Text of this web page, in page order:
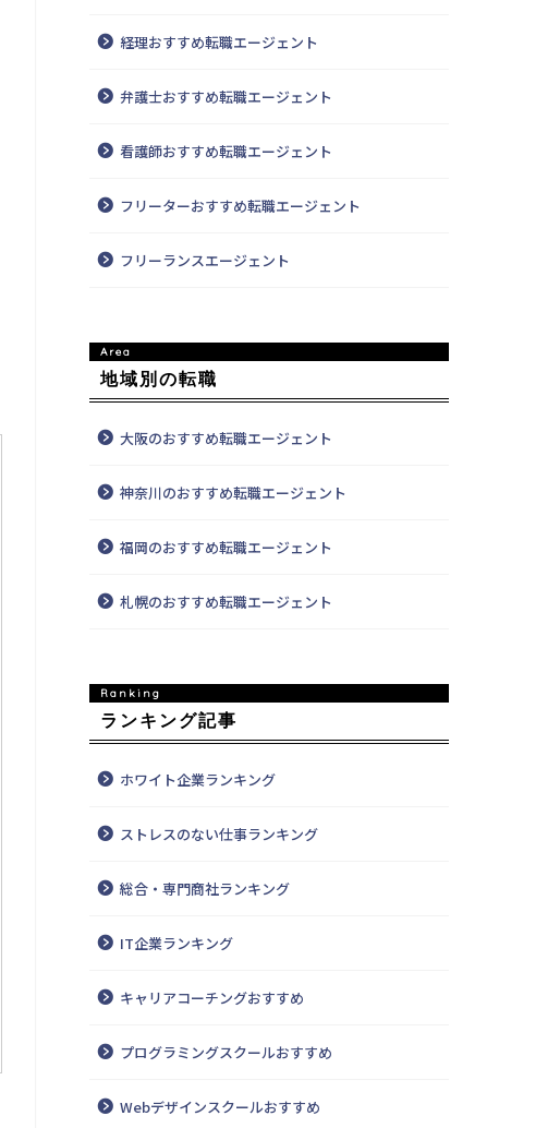
経理おすすめ転職エージェント
弁護士おすすめ転職エージェント
看護師おすすめ転職エージェント
フリーターおすすめ転職エージェント
フリーランスエージェント
地域別の転職
大阪のおすすめ転職エージェント
神奈川のおすすめ転職エージェント
福岡のおすすめ転職エージェント
札幌のおすすめ転職エージェント
ランキング記事
ホワイト企業ランキング
ストレスのない仕事ランキング
総合・専門商社ランキング
IT企業ランキング
キャリアコーチングおすすめ
プログラミングスクールおすすめ
Webデザインスクールおすすめ